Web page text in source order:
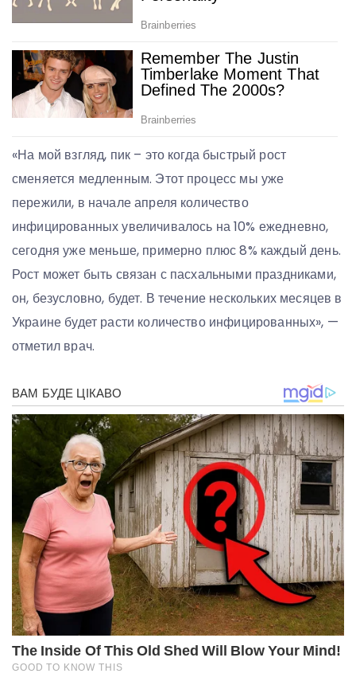
«На мой взгляд, пик – это когда быстрый рост
сменяется медленным. Этот процесс мы уже
пережили, в начале апреля количество
инфицированных увеличивалось на 10% ежедневно,
сегодня уже меньше, примерно плюс 8% каждый день.
Рост может быть связан с пасхальными праздниками,
он, безусловно, будет. В течение нескольких месяцев в
Украине будет расти количество инфицированных», —
отметил врач.